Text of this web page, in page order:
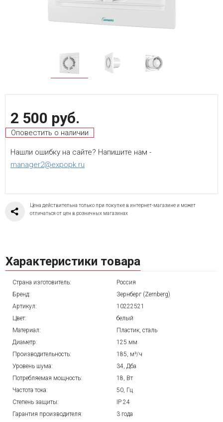
2 500 руб.
Оповестить о наличии
Нашли ошибку на сайте? Напишите нам -
manager2@expopk.ru
Цена действительна только при покупке в интернет-магазине и может
отличаться от цен в розничных магазинах
Характеристики товара
Страна изготовитель:
Россия
Бренд:
Зернберг (Zernberg)
Артикул:
10222521
Цвет:
белый
Материал:
Пластик, сталь
Диаметр:
125 мм
Производительность:
185, м³/ч
Уровень шума:
34, Дба
Потребляемая мощность:
18, Вт
Частота тока:
50, Гц
Степень защиты:
IP 24
Гарантия производителя:
3 года